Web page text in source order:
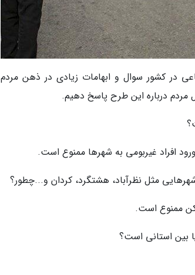
در کشور سوال و ابهامات زیادی در ذهن مردم
درباره این طرح پاسخ دهیم.
افراد غیربومی به شهرها ممنوع است.
ممنوع است.